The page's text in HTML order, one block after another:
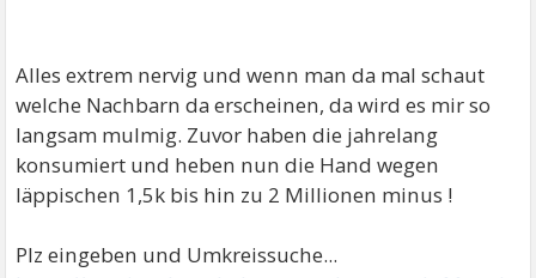
Alles extrem nervig und wenn man da mal schaut
welche Nachbarn da erscheinen, da wird es mir so
langsam mulmig. Zuvor haben die jahrelang
konsumiert und heben nun die Hand wegen
läppischen 1,5k bis hin zu 2 Millionen minus !
Plz eingeben und Umkreissuche...